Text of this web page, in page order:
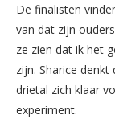
De finalisten
van dat zijn
ze zien dat ik het
zijn. Sharice
drietal zich klaar
experiment.